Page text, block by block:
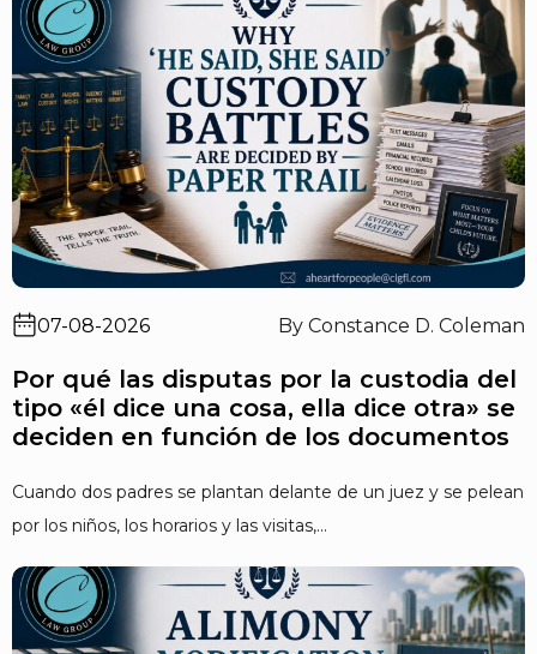
07-08-2026 By Constance D. Coleman
Por qué las disputas por la custodia del
tipo «él dice una cosa, ella dice otra» se
deciden en función de los documentos
Cuando dos padres se plantan delante de un juez y se pelean
por los niños, los horarios y las visitas,...